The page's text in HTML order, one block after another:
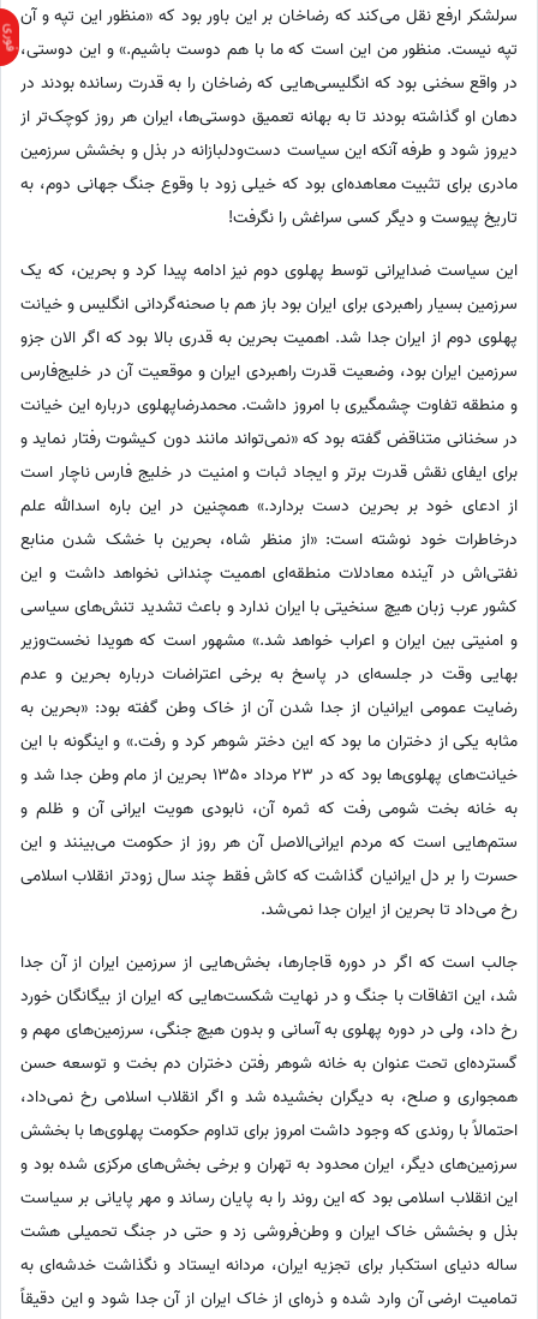
سرلشکر ارفع نقل می‌کند که رضاخان بر این باور بود که «منظور این تپه و آن
تپه نیست. منظور من این است که ما با هم دوست باشیم.» و این دوستی،
در واقع سخنی بود که انگلیسی‌هایی که رضاخان را به قدرت رسانده بودند در
دهان او گذاشته بودند تا به بهانه تعمیق دوستی‌ها، ایران هر روز کوچک‌تر از
دیروز شود و طرفه آنکه این سیاست دست‌ودلبازانه در بذل و بخشش سرزمین
مادری برای تثبیت معاهده‌ای بود که خیلی زود با وقوع جنگ جهانی دوم، به
تاریخ پیوست و دیگر کسی سراغش را نگرفت!
این سیاست ضدایرانی توسط پهلوی دوم نیز ادامه پیدا کرد و بحرین، که یک
سرزمین بسیار راهبردی برای ایران بود باز هم با صحنه‌گردانی انگلیس و خیانت
پهلوی دوم از ایران جدا شد. اهمیت بحرین به قدری بالا بود که اگر الان جزو
سرزمین ایران بود، وضعیت قدرت راهبردی ایران و موقعیت آن در خلیج‌فارس
و منطقه تفاوت چشمگیری با امروز داشت. محمدرضاپهلوی درباره این خیانت
در سخنانی متناقض گفته بود که «نمی‌تواند مانند دون کـیشوت رفتار نماید و
برای ایفای نقش قدرت برتر و ایجاد ثبات و امنیت در خلیج فارس ناچار است
از ادعای خود بر بحرین دست بردارد.» همچنین در این باره اسدالله علم
درخاطرات خود نوشته است: «از منظر شاه، بحرین با خشک شدن منابع
نفتی‌اش در آینده معادلات منطقه‌ای اهمیت چندانی نخواهد داشت و این
کشور عرب زبان هیچ سنخیتی با ایران ندارد و باعث تشدید تنش‌های سیاسی
و امنیتی بین ایران و اعراب خواهد شد.» مشهور است که هویدا نخست‌وزیر
بهایی وقت در جلسه‌ای در پاسخ به برخی اعتراضات درباره بحرین و عدم
رضایت عمومی ایرانیان از جدا شدن آن از خاک وطن گفته بود: «بحرین به
مثابه یکی از دختران ما بود که این دختر شوهر کرد و رفت.» و اینگونه با این
خیانت‌های پهلوی‌ها بود که در 23 مرداد 1350 بحرین از مام وطن جدا شد و
به خانه بخت شومی رفت که ثمره آن، نابودی هویت ایرانی آن و ظلم و
ستم‌هایی است که مردم ایرانی‌الاصل آن هر روز از حکومت می‌بینند و این
حسرت را بر دل ایرانیان گذاشت که کاش فقط چند سال زودتر انقلاب اسلامی
رخ می‌داد تا بحرین از ایران جدا نمی‌شد.
جالب است که اگر در دوره قاجارها، بخش‌هایی از سرزمین ایران از آن جدا
شد، این اتفاقات با جنگ و در نهایت شکست‌هایی که ایران از بیگانگان خورد
رخ داد، ولی در دوره پهلوی به آسانی و بدون هیچ جنگی، سرزمین‌های مهم و
گسترده‌ای تحت عنوان به خانه شوهر رفتن دختران دم بخت و توسعه حسن
همجواری و صلح، به دیگران بخشیده شد و اگر انقلاب اسلامی رخ نمی‌داد،
احتمالاً با روندی که وجود داشت امروز برای تداوم حکومت پهلوی‌ها با بخشش
سرزمین‌های دیگر، ایران محدود به تهران و برخی بخش‌های مرکزی شده بود و
این انقلاب اسلامی بود که این روند را به پایان رساند و مهر پایانی بر سیاست
بذل و بخشش خاک ایران و وطن‌فروشی زد و حتی در جنگ تحمیلی هشت
ساله دنیای استکبار برای تجزیه ایران، مردانه ایستاد و نگذاشت خدشه‌ای به
تمامیت ارضی آن وارد شده و ذره‌ای از خاک ایران از آن جدا شود و این دقیقاً